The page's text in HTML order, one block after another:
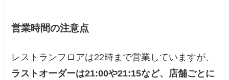
営業時間の注意点
レストランフロアは22時まで営業していますが、
ラストオーダーは21:00や21:15など、店舗ごとに